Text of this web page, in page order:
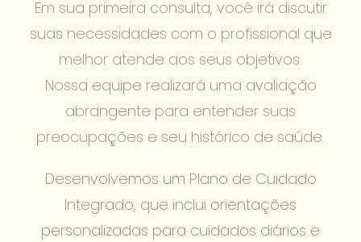
Em sua primeira consulta, você irá discutir
suas necessidades com o profissional que
melhor atende aos seus objetivos.
Nossa equipe realizará uma avaliação
abrangente para entender suas
preocupações e seu histórico de saúde.
Desenvolvemos um Plano de Cuidado
Integrado, que inclui orientações
personalizadas para cuidados diários e